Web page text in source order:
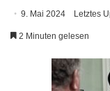
9. Mai 2024 Letztes
2 Minuten gelesen